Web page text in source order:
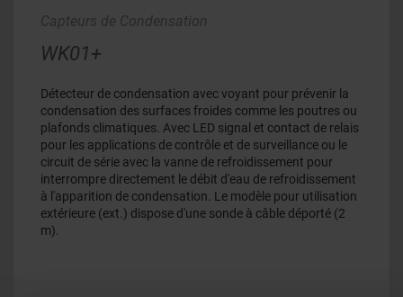
Capteurs de Condensation
WK01+
Détecteur de condensation avec voyant pour prévenir la
condensation des surfaces froides comme les poutres ou
plafonds climatiques. Avec LED signal et contact de relais
pour les applications de contrôle et de surveillance ou le
circuit de série avec la vanne de refroidissement pour
interrompre directement le débit d'eau de refroidissement
à l'apparition de condensation. Le modèle pour utilisation
extérieure (ext.) dispose d'une sonde à câble déporté (2
m).